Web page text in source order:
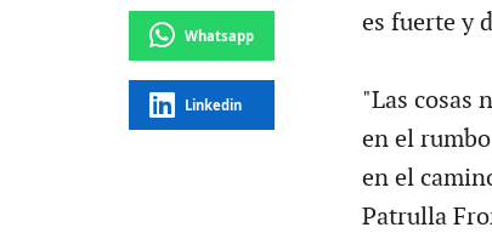
Whatsapp
Linkedin
es fuerte y
"Las cosas
en el
en el
Patrulla